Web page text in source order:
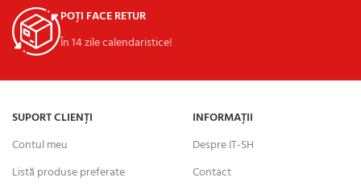
POȚI FACE RETUR
În 14 zile calendaristice!
SUPORT CLIENȚI
Contul meu
Listă produse preferate
INFORMAȚII
Despre IT-SH
Contact